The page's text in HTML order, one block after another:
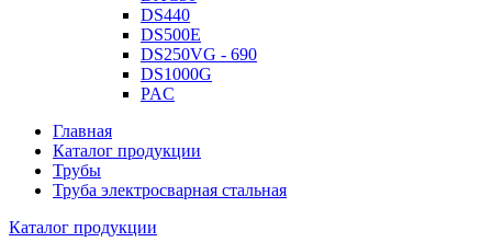
DS440
DS500E
DS250VG - 690
DS1000G
PAC
Главная
Каталог продукции
Трубы
Труба электросварная стальная
Каталог продукции